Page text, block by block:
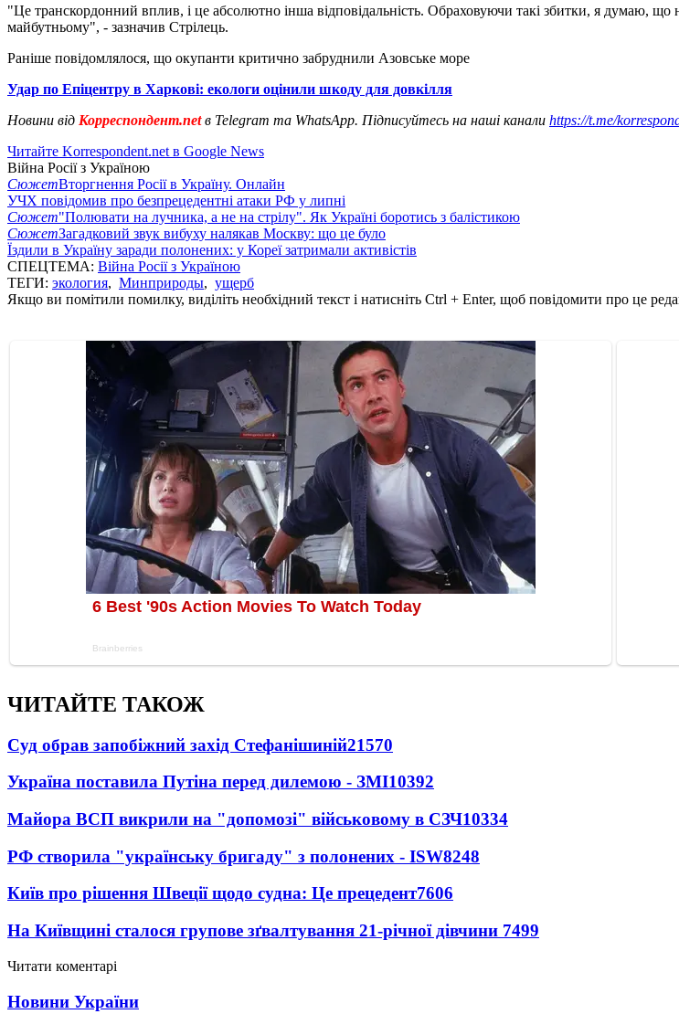
"Це транскордонний вплив, і це абсолютно інша відповідальність. Обраховуючи такі збитки, я думаю, що
майбутньому", - зазначив Стрілець.
Раніше повідомлялося, що окупанти критично забруднили Азовське море
Удар по Епіцентру в Харкові: екологи оцінили шкоду для довкілля
Новини від Корреспондент.netв Telegram та WhatsApp. Підписуйтесь на наші канали https://t.me/
Читайте Korrespondent.net в Google News
Війна Росії з Україною
СюжетВторгнення Росії в Україну. Онлайн
УЧХ повідомив про безпрецедентні атаки РФ у липні
Сюжет"Полювати на лучника, а не на стрілу". Як Україні боротись з балістикою
СюжетЗагадковий звук вибуху налякав Москву: що це було
Їздили в Україну заради полонених: у Кореї затримали активістів
СПЕЦТЕМА: Війна Росії з Україною
ТЕГИ: экология, Минприроды, ущерб
Якщо ви помітили помилку, виділіть необхідний текст і натисніть Ctrl + Enter, щоб повідомити про це
ЧИТАЙТЕ ТАКОЖ
Суд обрав запобіжний захід Стефанішиній21570
Україна поставила Путіна перед дилемою - ЗМІ10392
Майора ВСП викрили на "допомозі" військовому в СЗЧ10334
РФ створила "українську бригаду" з полонених - ISW8248
Київ про рішення Швеції щодо судна: Це прецедент7606
На Київщині сталося групове зґвалтування 21-річної дівчини 7499
Читати коментарі
Новини України